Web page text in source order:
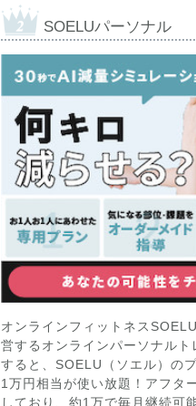
SOELUパーソナル
オンラインフィットネス
営するオンラインパーソナルト
すると、SOELU（ソエル）の
1万円相当が使い放題！アフタ
しており、約1万で毎月継続可